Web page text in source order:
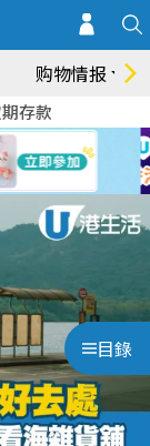
购物情报
存款
目錄